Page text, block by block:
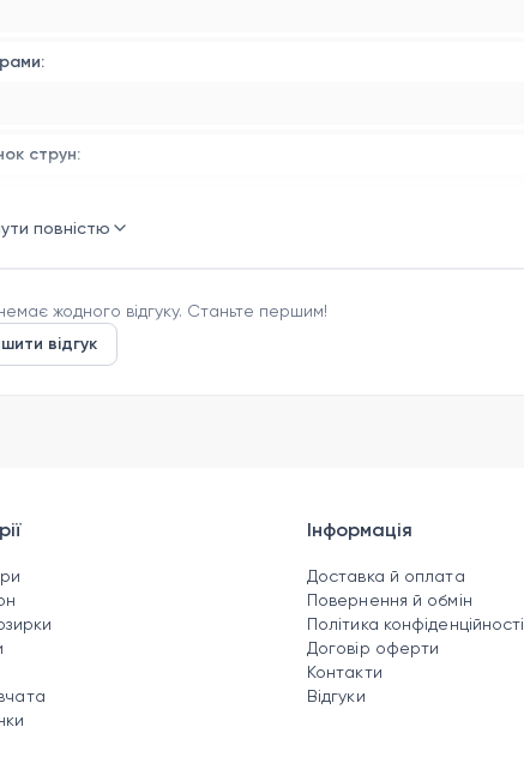
струн:
повністю
жодного відгуку. Станьте першим!
відгук
Інформація
Доставка й оплата
Повернення й обмін
Політика конфіденційності
Договір оферти
Контакти
Відгуки